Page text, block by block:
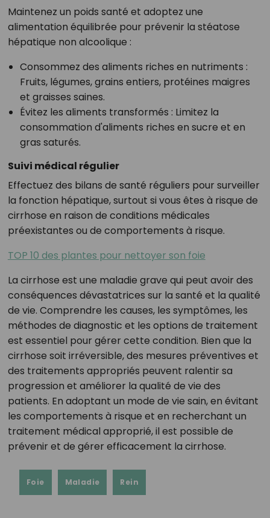
Maintenez un poids santé et adoptez une
alimentation équilibrée pour prévenir la stéatose
hépatique non alcoolique :
Consommez des aliments riches en nutriments :
Fruits, légumes, grains entiers, protéines maigres
et graisses saines.
Évitez les aliments transformés : Limitez la
consommation d'aliments riches en sucre et en
gras saturés.
Suivi médical régulier
Effectuez des bilans de santé réguliers pour surveiller
la fonction hépatique, surtout si vous êtes à risque de
cirrhose en raison de conditions médicales
préexistantes ou de comportements à risque.
TOP 10 des plantes pour nettoyer son foie
La cirrhose est une maladie grave qui peut avoir des
conséquences dévastatrices sur la santé et la qualité
de vie. Comprendre les causes, les symptômes, les
méthodes de diagnostic et les options de traitement
est essentiel pour gérer cette condition. Bien que la
cirrhose soit irréversible, des mesures préventives et
des traitements appropriés peuvent ralentir sa
progression et améliorer la qualité de vie des
patients. En adoptant un mode de vie sain, en évitant
les comportements à risque et en recherchant un
traitement médical approprié, il est possible de
prévenir et de gérer efficacement la cirrhose.
Foie Maladie Rein